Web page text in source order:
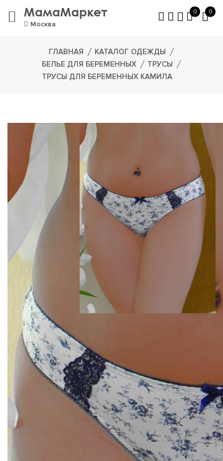
МамаМаркет
Москва
0 0
ГЛАВНАЯ
КАТАЛОГ ОДЕЖДЫ
БЕЛЬЕ ДЛЯ БЕРЕМЕННЫХ
ТРУСЫ
ТРУСЫ ДЛЯ БЕРЕМЕННЫХ КАМИЛА